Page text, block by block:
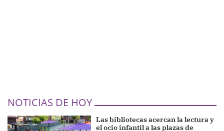
NOTICIAS DE HOY
Las bibliotecas acercan la lectura y
el ocio infantil a las plazas de